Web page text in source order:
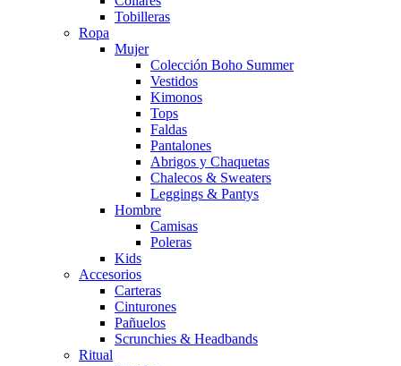
Tobilleras
Ropa
Mujer
Colección Boho Summer
Vestidos
Kimonos
Tops
Faldas
Pantalones
Abrigos y Chaquetas
Chalecos & Sweaters
Leggings & Pantys
Hombre
Camisas
Poleras
Kids
Accesorios
Carteras
Cinturones
Pañuelos
Scrunchies & Headbands
Ritual